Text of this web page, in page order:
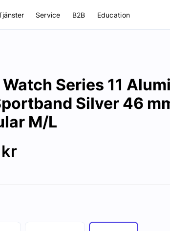
Service B2B Education
Series 11
Silver 46
M/L
kr